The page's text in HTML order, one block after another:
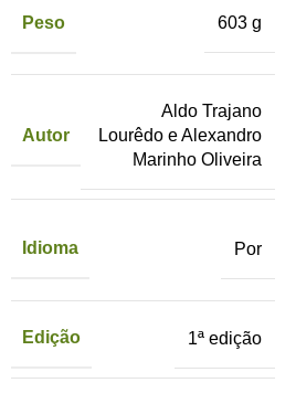
Peso 603 g
Autor
Aldo Trajano
Lourêdo e Alexandro
Marinho Oliveira
Idioma Por
Edição 1ª edição